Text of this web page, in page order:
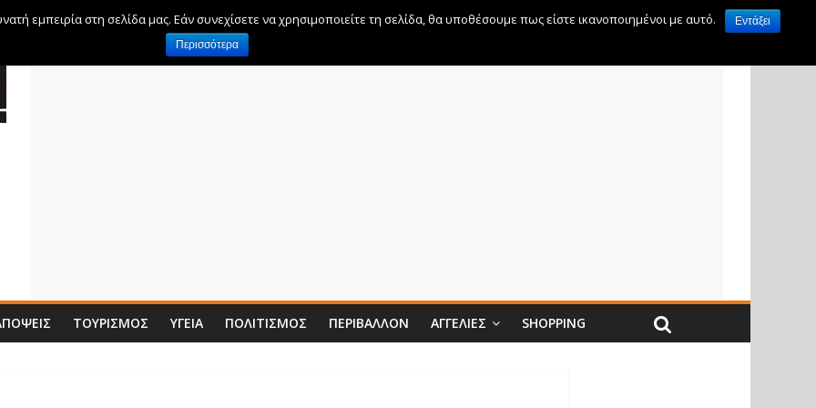
ΤΟΥΡΙΣΜΌΣ ΥΓΕΊΑ ΠΟΛΙΤΙΣΜΌΣ ΠΕΡΙΒΆΛΛΟΝ ΑΓΓΕΛΊΕΣ SHOPPING
εμπειρία στη σελίδα μας. Εάν συνεχίσετε να χρησιμοποιείτε τη σελίδα, θα υποθέσουμε πως είστε ικανοποιημένοι με αυτό.
Εντάξει
Περισσότερα